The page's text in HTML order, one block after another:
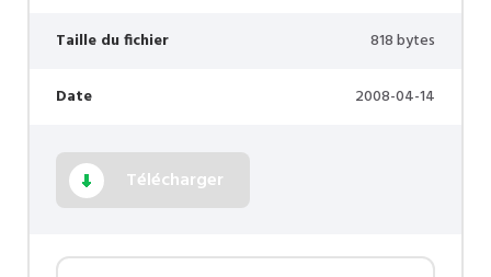
Taille du fichier 818 bytes
Date 2008-04-14
Télécharger